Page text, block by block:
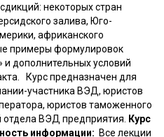
некоторых стран
залива, Юго-
африканского
примеры формулировок
и дополнительных условий
Курс предназначен для
участника ВЭД, юристов
юристов таможенного
отдела ВЭД предприятия.
Курс
информации: Все лекции